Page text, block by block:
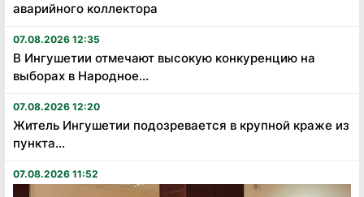
аварийного коллектора
07.08.2026 12:35
В Ингушетии отмечают высокую конкуренцию на
выборах в Народное...
07.08.2026 12:20
Житель Ингушетии подозревается в крупной краже из
пункта...
07.08.2026 11:52